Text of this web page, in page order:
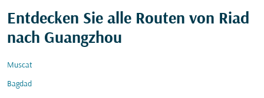
Entdecken Sie alle Routen von Riad
nach Guangzhou
Muscat
Bagdad